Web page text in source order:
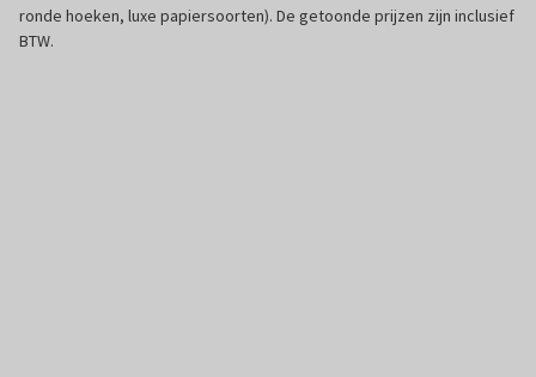
ronde hoeken, luxe papiersoorten). De getoonde prijzen zijn inclusief
BTW.